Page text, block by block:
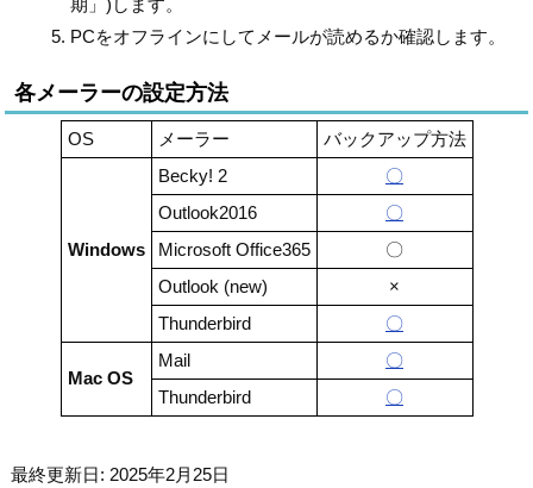
期」)します。
PCをオフラインにしてメールが読めるか確認します。
各メーラーの設定方法
OS メーラー バックアップ方法
Windows
Becky! 2
〇
Outlook2016
〇
Microsoft Office365
〇
Outlook (new)
×
Thunderbird
〇
Mac OS
Mail
〇
Thunderbird
〇
最終更新日: 2025年2月25日